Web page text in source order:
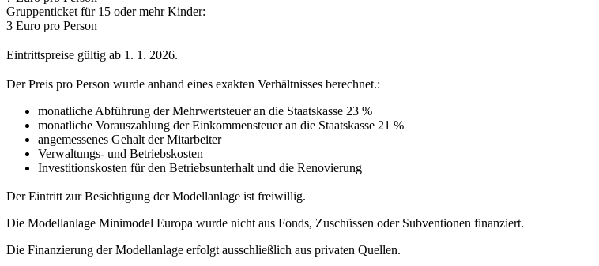
Gruppenticket für 15 oder mehr Kinder:
3 Euro pro Person
Eintrittspreise gültig ab 1. 1. 2026.
Der Preis pro Person wurde anhand eines exakten Verhältnisses berechnet.:
monatliche Abführung der Mehrwertsteuer an die Staatskasse 23 %
monatliche Vorauszahlung der Einkommensteuer an die Staatskasse 21 %
angemessenes Gehalt der Mitarbeiter
Verwaltungs- und Betriebskosten
Investitionskosten für den Betriebsunterhalt und die Renovierung
Der Eintritt zur Besichtigung der Modellanlage ist freiwillig.
Die Modellanlage Minimodel Europa wurde nicht aus Fonds, Zuschüssen oder Subventionen finanziert.
Die Finanzierung der Modellanlage erfolgt ausschließlich aus privaten Quellen.